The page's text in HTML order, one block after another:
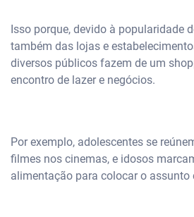
Isso porque, devido à popularidade
também das lojas e
diversos públicos fazem de um
encontro de lazer e negócios.
Por exemplo, adolescentes se
filmes nos cinemas, e idosos
alimentação para colocar o assunto